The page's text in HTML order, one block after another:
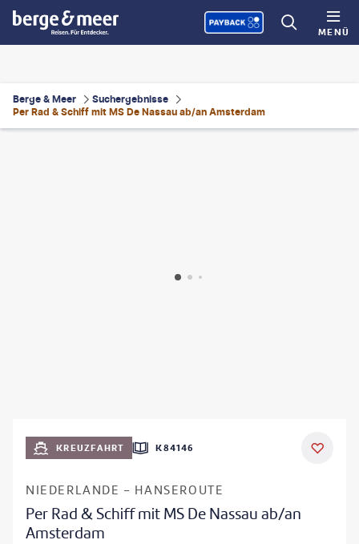
MENÜ
Berge & Meer
Suchergebnisse
Per Rad & Schiff mit MS De Nassau ab/an Amsterdam
KREUZFAHRT K84146
NIEDERLANDE - HANSEROUTE
Per Rad & Schiff mit MS De Nassau ab/an
Amsterdam